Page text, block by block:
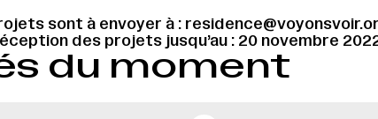
sont à envoyer à :
des projets jusqu’au : 20 novembre
du moment